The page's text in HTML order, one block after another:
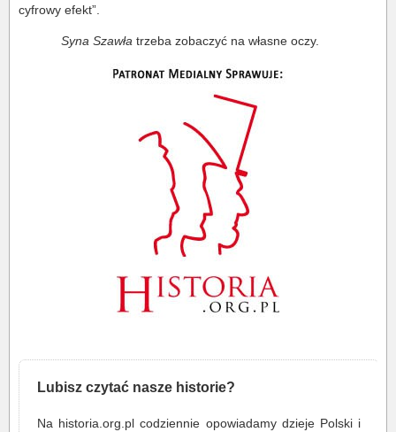
cyfrowy efekt”.
Syna Szawła trzeba zobaczyć na własne oczy.
Lubisz czytać nasze historie?
Na historia.org.pl codziennie opowiadamy dzieje Polski i